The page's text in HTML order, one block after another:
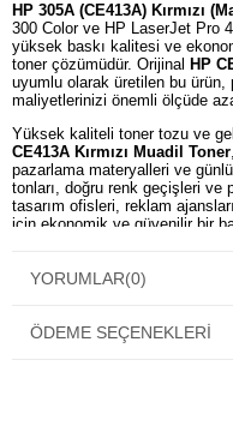
HP 305A (CE413A) Kırmızı
300 Color ve HP LaserJet Pro
yüksek baskı kalitesi ve
toner çözümüdür. Orijinal HP
uyumlu olarak üretilen bu ürün,
maliyetlerinizi önemli ölçüde
Yüksek kaliteli toner tozu ve
CE413A Kırmızı Muadil Toner
pazarlama materyalleri ve
tonları, doğru renk geçişleri ve
tasarım ofisleri, reklam
için ekonomik ve güvenilir bir
Özellikleri
Canlı ve doygun
Net metinler ve keskin
YORUMLAR(0)
ÖDEME SEÇENEKLERI